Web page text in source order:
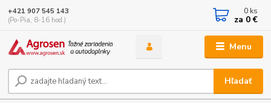
Menu
Hľadať
+421 907 545 143
(Po-Pia, 8-16 hod.)
0 ks
za 0 €